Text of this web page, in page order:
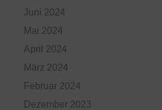
Juni 2024
Mai 2024
April 2024
März 2024
Februar 2024
Dezember 2023